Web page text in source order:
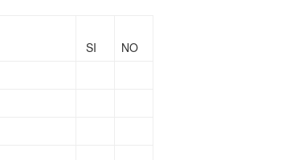
SI NO